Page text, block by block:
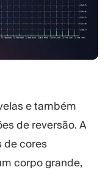
e também
de reversão. A
de cores
corpo grande,